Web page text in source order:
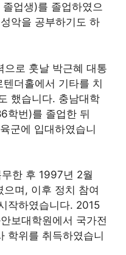
업생)를 졸업하였으
악을 공부하기도 하
으로 훗날 박근혜 대통
더홀에서 기타를 치
했습니다. 충남대학
학번)를 졸업한 뒤
군에 입대하였습니
한 후 1997년 2월
며, 이후 정치 참여
작하였습니다. 2015
보대학원에서 국가전
학위를 취득하였습니